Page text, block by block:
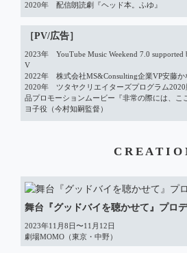
2020年　配信朗読劇『ヘッド本。ふゆ』
［PV/広告］
2023年　YouTube Music Weekend 7.0
V
2022年　株式会社MS&Consulting企業VP安藤か
2020年　ツタヤクリエイターズプログラム
品プロモーションムービー『非常の際には、こ
ヨ子役（今村知嗣監督）
C R E A T I O
舞台『グッドバイを聴かせて』プロ
2023年11月8日〜11月12日
劇場MOMO（東京・中野）